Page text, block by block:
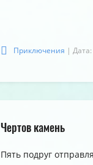
Приключения |
Чертов камень
Пять подруг